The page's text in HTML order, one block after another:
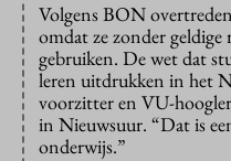
Volgens BON
omdat ze zonder geldige
gebruiken. De wet dat
leren uitdrukken in het
voorzitter en VU-
in Nieuwsuur. “Dat is
onderwijs.”